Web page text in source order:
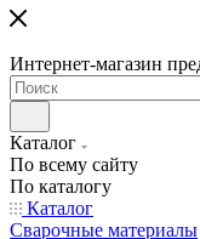
Интернет-магазин
Каталог
По всему сайту
По каталогу
Каталог
Сварочные материалы